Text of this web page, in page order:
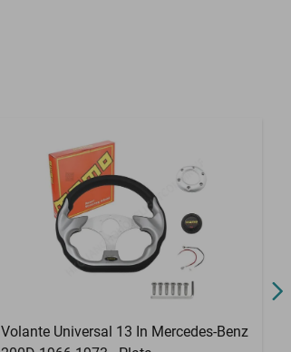
Volante Universal 13 In Mercedes-Benz